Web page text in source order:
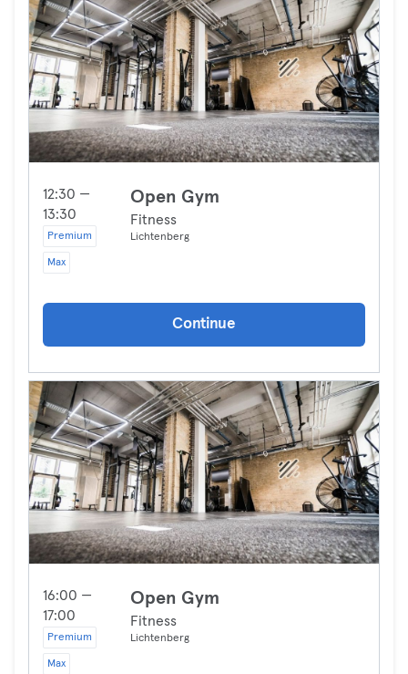
12:30 —
13:30
Premium
Max
Open Gym
Fitness
Lichtenberg
Continue
16:00 —
17:00
Premium
Max
Open Gym
Fitness
Lichtenberg